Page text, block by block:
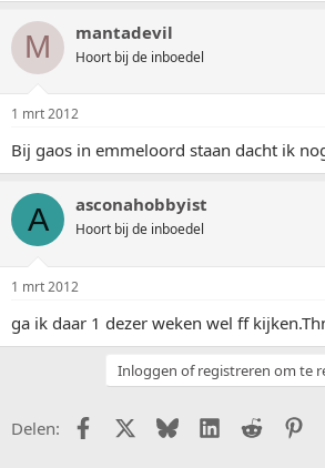
M mantadevil
Hoort bij de inboedel
1 mrt 2012
Bij gaos in emmeloord staan dacht ik
A asconahobbyist
Hoort bij de inboedel
1 mrt 2012
ga ik daar 1 dezer weken wel ff
Inloggen of registreren om te
Delen: FacebookX (Twitter)
BlueskyLinkedIn
Reddit